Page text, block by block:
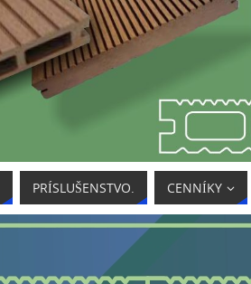
PRÍSLUŠENSTVO. CENNÍKY